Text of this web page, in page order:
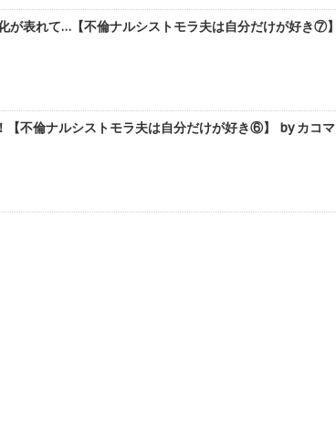
が表れて…【不倫ナルシストモラ夫は自分だけが好き⑦
【不倫ナルシストモラ夫は自分だけが好き⑥】 by カコ